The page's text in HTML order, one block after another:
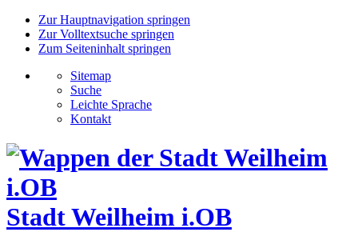
Zur Hauptnavigation springen
Zur Volltextsuche springen
Zum Seiteninhalt springen
Sitemap
Suche
Leichte Sprache
Kontakt
Stadt Weilheim i.OB